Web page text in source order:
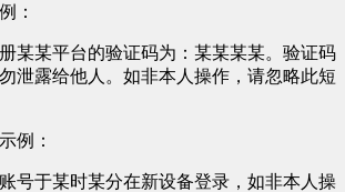
：
某某平台的验证码为：某某某某。验证码
泄露给他人。如非本人操作，请忽略此短
例：
号于某时某分在新设备登录，如非本人操